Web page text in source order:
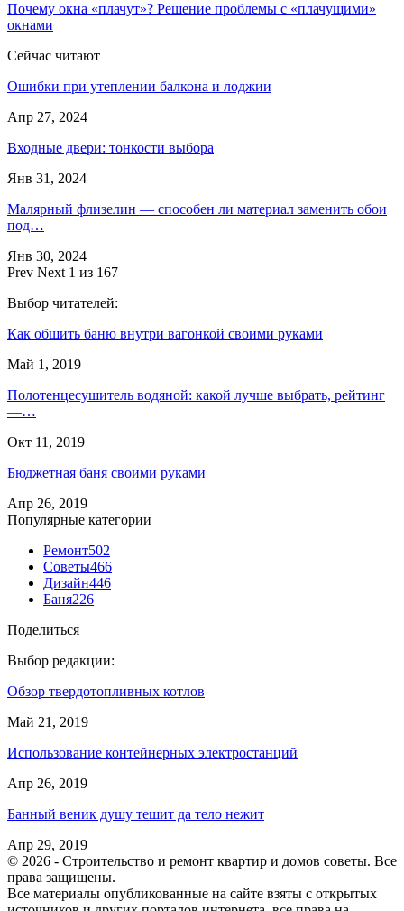
Почему окна «плачут»? Решение проблемы с «плачущими»
окнами
Сейчас читают
Ошибки при утеплении балкона и лоджии
Апр 27, 2024
Входные двери: тонкости выбора
Янв 31, 2024
Малярный флизелин — способен ли материал заменить обои
под…
Янв 30, 2024
Prev Next 1 из 167
Выбор читателей:
Как обшить баню внутри вагонкой своими руками
Май 1, 2019
Полотенцесушитель водяной: какой лучше выбрать, рейтинг
—…
Окт 11, 2019
Бюджетная баня своими руками
Апр 26, 2019
Популярные категории
Ремонт502
Советы466
Дизайн446
Баня226
Поделиться
Выбор редакции:
Обзор твердотопливных котлов
Май 21, 2019
Использование контейнерных электростанций
Апр 26, 2019
Банный веник душу тешит да тело нежит
Апр 29, 2019
© 2026 - Строительство и ремонт квартир и домов советы. Все
права защищены.
Все материалы опубликованные на сайте взяты с открытых